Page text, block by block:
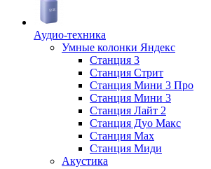
Аудио-техника
Умные колонки Яндекс
Станция 3
Станция Стрит
Станция Мини 3 Про
Станция Мини 3
Станция Лайт 2
Станция Дуо Макс
Станция Max
Станция Миди
Акустика